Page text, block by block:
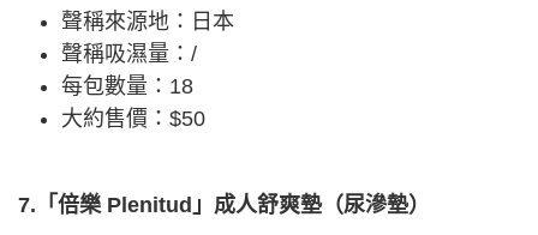
聲稱來源地：日本
聲稱吸濕量：/
每包數量：18
大約售價：$50
7.「倍樂 Plenitud」成人舒爽墊（尿滲墊）